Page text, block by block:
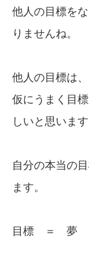
他人の目標を
りませんね。
他人の目標は
仮にうまく目
しいと思います
自分の本当の
ます。
目標 ＝ 夢